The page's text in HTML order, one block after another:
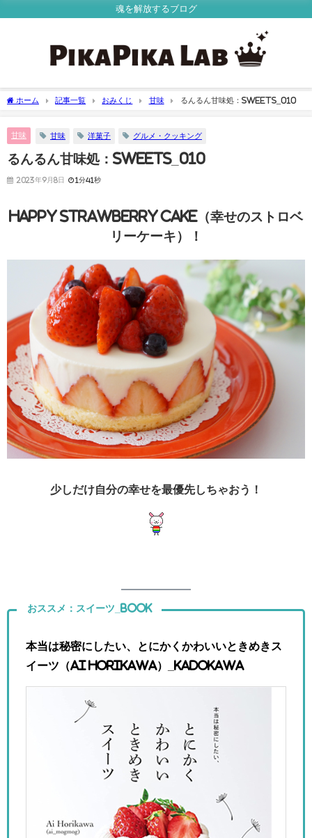
魂を解放するブログ
ホーム 記事一覧 おみくじ 甘味 るんるん甘味処：Sweets_010
甘味 甘味 洋菓子 グルメ・クッキング
るんるん甘味処：Sweets_010
2023年9月8日 1分41秒
Happy Strawberry Cake（幸せのストロベ
リーケーキ）！
少しだけ自分の幸せを最優先しちゃおう！
おススメ：スイーツ_Book
本当は秘密にしたい、とにかくかわいいときめきス
イーツ（Ai Horikawa）_
KADOKAWA